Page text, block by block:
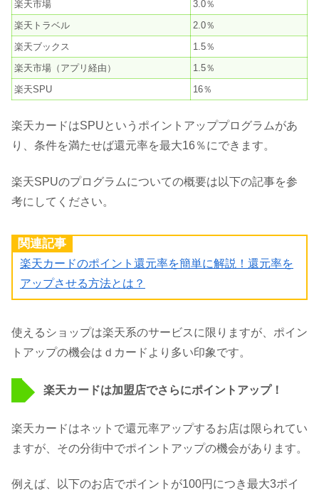
楽天市場
3.0％
楽天トラベル
2.0％
楽天ブックス
1.5％
楽天市場（アプリ経由）
1.5％
楽天SPU
16％
楽天カードはSPUというポイントアッププログラムがあ
り、条件を満たせば還元率を最大16％にできます。
楽天SPUのプログラムについての概要は以下の記事を参
考にしてください。
関連記事
楽天カードのポイント還元率を簡単に解説！還元率を
アップさせる方法とは？
使えるショップは楽天系のサービスに限りますが、ポイン
トアップの機会はｄカードより多い印象です。
楽天カードは加盟店でさらにポイントアップ！
楽天カードはネットで還元率アップするお店は限られてい
ますが、その分街中でポイントアップの機会があります。
例えば、以下のお店でポイントが100円につき最大3ポイ